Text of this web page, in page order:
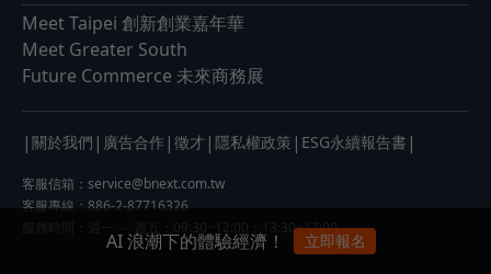
Meet Taipei 創新創業嘉年華
Meet Greater South
Future Commerce 未來商務展
| 關於我們 | 廣告合作 | 徵才 | 隱私權政策 | ESG永續報告書 |
客服信箱： service@bnext.com.tw
客服專線：886-2-87716326
服務時間：週一 ～ 週五：09:30~12:00；13:30~17:00
AI 浪潮下的體驗經濟！ 立即報名